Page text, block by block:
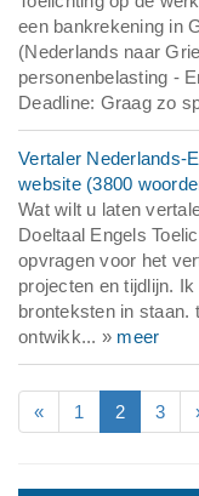
een bankrekening in
(Nederlands naar
personenbelasting -
Deadline: Graag zo
Vertaler Nederlands-
website (3800
Wat wilt u laten
Doeltaal Engels
opvragen voor het
projecten en tijdlijn.
bronteksten in staan.
ontwikk... » meer
« 1 2 3